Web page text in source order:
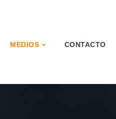
MEDIOS CONTACTO